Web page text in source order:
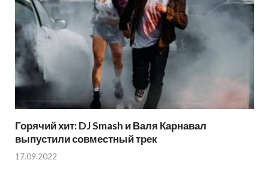
Горячий хит: DJ Smash и Валя Карнавал
выпустили совместный трек
17.09.2022